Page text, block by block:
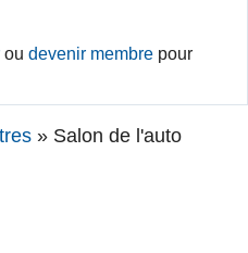
oudevenir membre pour
» Salon de l'auto